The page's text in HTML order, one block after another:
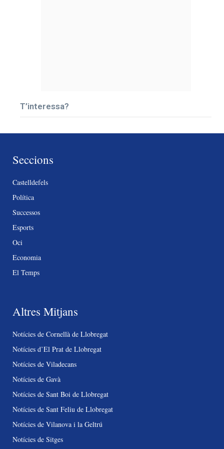
T’interessa?
Seccions
Castelldefels
Política
Successos
Esports
Oci
Economia
El Temps
Altres Mitjans
Notícies de Cornellà de Llobregat
Notícies d’El Prat de Llobregat
Notícies de Viladecans
Notícies de Gavà
Notícies de Sant Boi de Llobregat
Notícies de Sant Feliu de Llobregat
Notícies de Vilanova i la Geltrú
Notícies de Sitges